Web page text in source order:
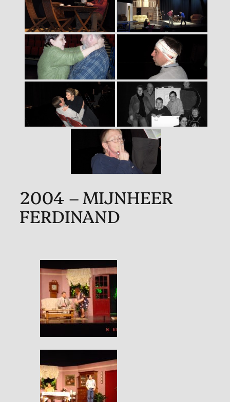
2004 – MIJNHEER
FERDINAND